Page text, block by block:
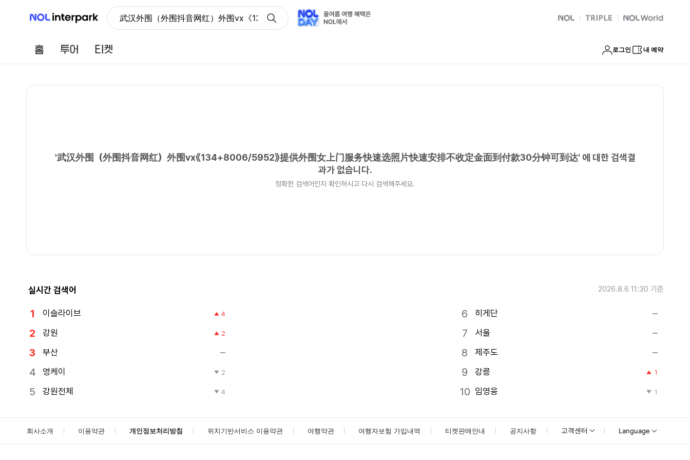
NOL 인터파크 武汉外围（外围抖音网红）外围vx《134+8006/5952》提供外围女上门服务快速选照片快速安排不收定金面到付款30分钟可到达
NOL 트리플 Global Interpark
홈 투어 로그인 내 예약
'武汉外围（外围抖音网红）外围vx《134+8006/5952》提供外围女上门服务快速选照片快速安排不收定金面到付款30分钟可到达' 에 대한 검색결
과가 없습니다.
정확한 검색어인지 확인하시고 다시 검색해주세요.
실시간 검색어 2026.8.6 11:30 기준
이슬라이브 4
강원 2
부산
영케이
2
강원전체 4
히게단
서울
제주도
강릉
1
임영웅 1
회사소개 이용약관 개인정보처리방침 위치기반서비스 이용약관 여행약관 여행자보험 가입내역 티켓판매안내 공지사항 고객센터 Language